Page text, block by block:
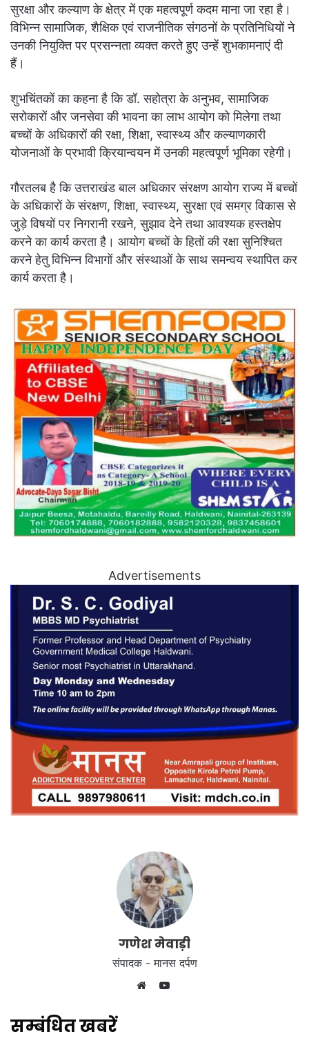
सुरक्षा और कल्याण के क्षेत्र में एक महत्वपूर्ण कदम माना जा रहा है।
विभिन्न सामाजिक, शैक्षिक एवं राजनीतिक संगठनों के प्रतिनिधियों ने
उनकी नियुक्ति पर प्रसन्नता व्यक्त करते हुए उन्हें शुभकामनाएं दी
हैं।
शुभचिंतकों का कहना है कि डॉ. सहोत्रा के अनुभव, सामाजिक
सरोकारों और जनसेवा की भावना का लाभ आयोग को मिलेगा तथा
बच्चों के अधिकारों की रक्षा, शिक्षा, स्वास्थ्य और कल्याणकारी
योजनाओं के प्रभावी क्रियान्वयन में उनकी महत्वपूर्ण भूमिका रहेगी।
गौरतलब है कि उत्तराखंड बाल अधिकार संरक्षण आयोग राज्य में बच्चों
के अधिकारों के संरक्षण, शिक्षा, स्वास्थ्य, सुरक्षा एवं समग्र विकास से
जुड़े विषयों पर निगरानी रखने, सुझाव देने तथा आवश्यक हस्तक्षेप
करने का कार्य करता है। आयोग बच्चों के हितों की रक्षा सुनिश्चित
करने हेतु विभिन्न विभागों और संस्थाओं के साथ समन्वय स्थापित कर
कार्य करता है।
Advertisements
गणेश मेवाड़ी
संपादक - मानस दर्पण
YouTube
सम्बंधित खबरें